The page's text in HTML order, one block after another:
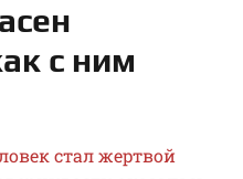
с ним
стал жертвой